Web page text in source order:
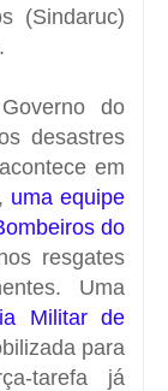
(Sindaruc)
do
desastres
em
uma equipe
do
resgates
Uma
Militar de
para
tarefa já